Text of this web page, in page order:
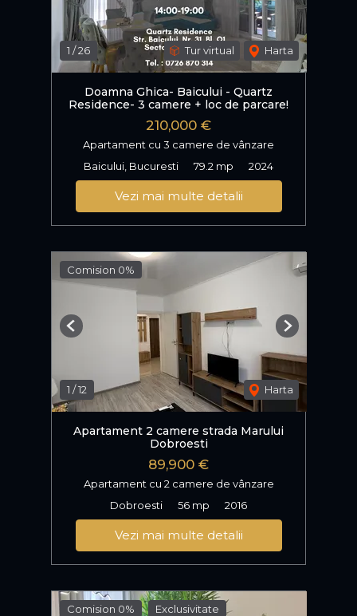
1 /26 Tur virtual Harta
Doamna Ghica- Baicului - Quartz
Residence- 3 camere + loc de parcare!
210,000 €
Apartament cu 3 camere de vânzare
Baicului, Bucuresti
79.2 mp 2024
Vezi mai multe detalii
Comision 0%
1 /12 Harta
Previous Next
Apartament 2 camere strada Marului
Dobroesti
89,900 €
Apartament cu 2 camere de vânzare
Dobroesti
56 mp 2016
Vezi mai multe detalii
Comision 0% Exclusivitate